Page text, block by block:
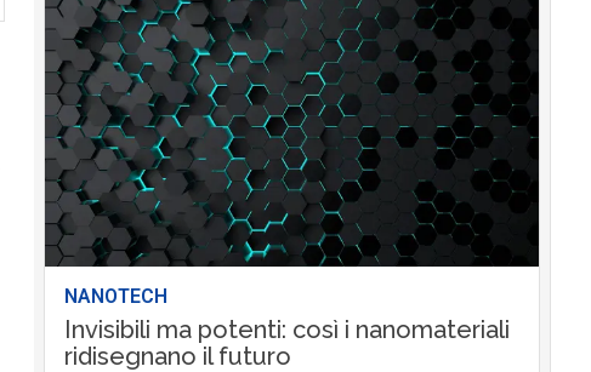
NANOTECH
Invisibili ma potenti: così i nanomateriali
ridisegnano il futuro